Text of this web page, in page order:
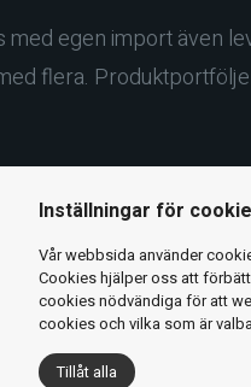
egen import även
flera.
Inställningar för
Vår webbsida använder
Cookies hjälper oss att
cookies nödvändiga för att
cookies och vilka som är
Tillåt alla